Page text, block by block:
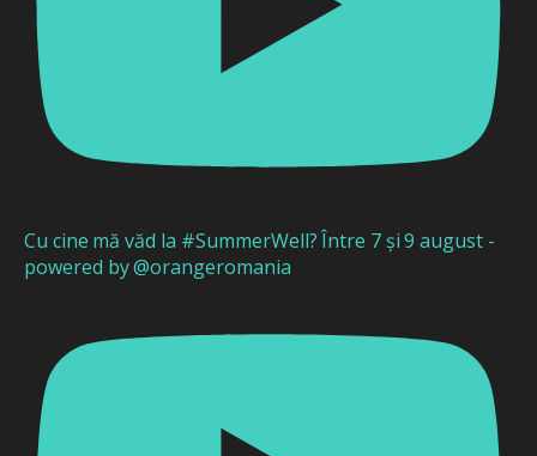
Cu cine mă văd la #SummerWell? Între 7 și 9 august -
powered by @orangeromania